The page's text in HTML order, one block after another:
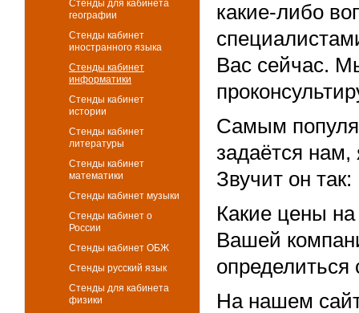
Стенды для кабинета
географии
Стенды кабинет
иностранного языка
Стенды кабинет
информатики
Стенды кабинет
истории
Стенды кабинет
литературы
Стенды кабинет
математики
Стенды кабинет музыки
Стенды кабинет о
России
Стенды кабинет ОБЖ
Стенды русский язык
Стенды для кабинета
физики
какие-либо
Вас сейчас.
Самым
задаётся нам,
Звучит он так:
Какие цены
Вашей
На нашем